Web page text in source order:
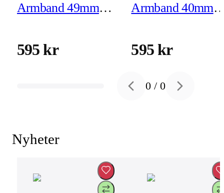
Armband 49mm
Extension - Finish i
595 kr
Armband 40mm
- M/L
595 kr
Previous slide
0 /0 Next slide
Nyheter